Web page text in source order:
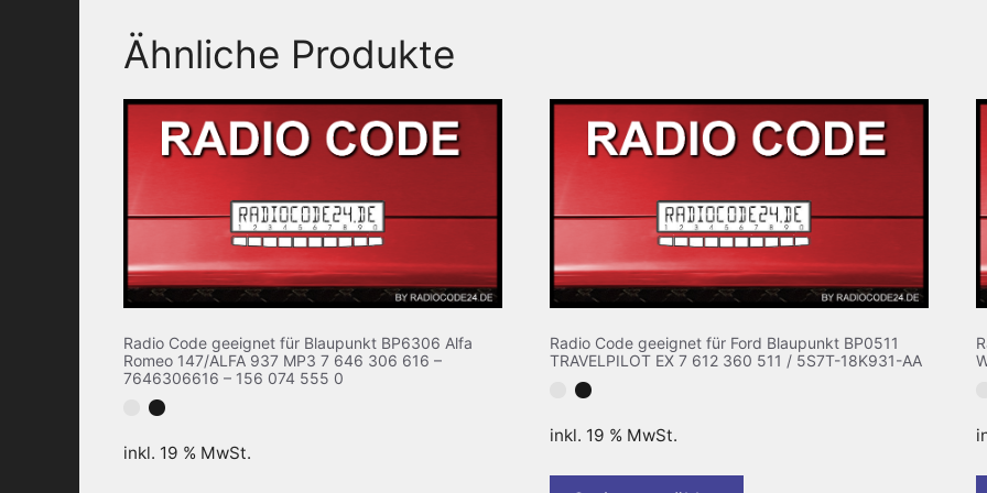
Ähnliche Produkte
Radio Code geeignet für Blaupunkt BP6306 Alfa
Romeo 147/ALFA 937 MP3 7 646 306 616 –
7646306616 – 156 074 555 0
inkl. 19 % MwSt.
Radio Code geeignet für Ford Blaupunkt BP0511
TRAVELPILOT EX 7 612 360 511 / 5S7T-18K931-AA
inkl. 19 % MwSt.